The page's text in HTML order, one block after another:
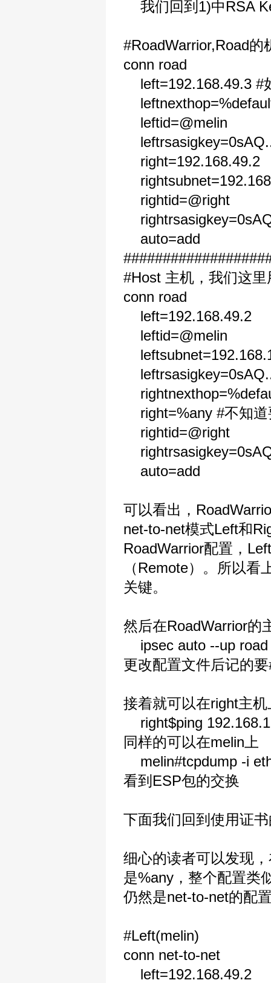
我们回到1)中RSA
#RoadWarrior,Road
conn road
left=192.168.49.3 #
leftid=@melin
right=192.168.49.2
rightid=@right
#Host 主机，我们这里
conn road
left=192.168.49.2
leftid=@melin
right=%any #不知道
rightid=@right
auto=add
可以看出，
net-to-net模式Left和
RoadWarrior配置，
（Remote）。所以
关键。
然后在RoadWarrior的
ipsec auto --up road
更改配置文件后记的
接着就可以在right主
right$ping
同样的可以在melin上
melin#tcpdump -i
看到ESP包的交换
下面我们回到使用证
细心的读者可以发现
是%any，整个配置类
仍然是net-to-net的配
#Left(melin)
conn net-to-net
left=192.168.49.2